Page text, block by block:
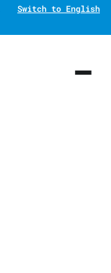
Switch to English